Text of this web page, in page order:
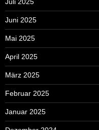
Juni 2025
Mai 2025
April 2025
März 2025
Februar 2025
Januar 2025